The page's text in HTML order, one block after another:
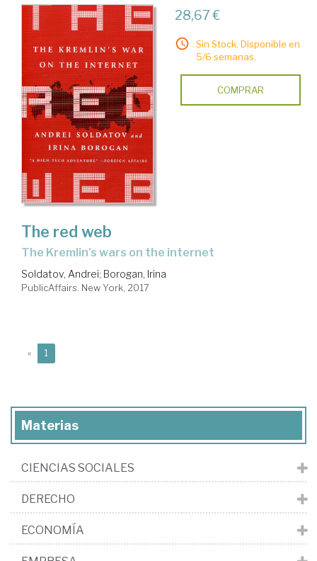
28,67 €
Sin Stock. Disponible en
5/6 semanas.
COMPRAR
The red web
the Kremlin's wars on the internet
Soldatov, Andrei; Borogan, Irina
PublicAffairs. New York, 2017
« 1
Materias
CIENCIAS SOCIALES
DERECHO
ECONOMÍA